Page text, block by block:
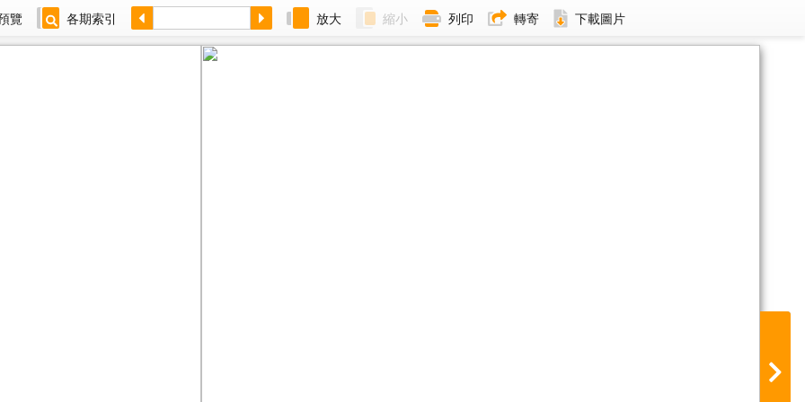
覽 各期索引 放大 縮小 列印 轉寄 下載圖片